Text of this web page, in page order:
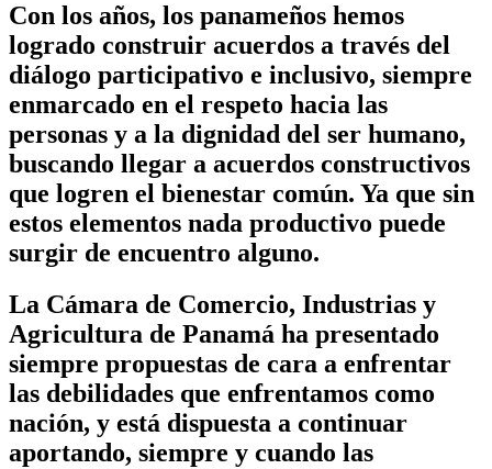
Con los años, los panameños hemos
logrado construir acuerdos a través del
diálogo participativo e inclusivo, siempre
enmarcado en el respeto hacia las
personas y a la dignidad del ser humano,
buscando llegar a acuerdos constructivos
que logren el bienestar común. Ya que sin
estos elementos nada productivo puede
surgir de encuentro alguno.
La Cámara de Comercio, Industrias y
Agricultura de Panamá ha presentado
siempre propuestas de cara a enfrentar
las debilidades que enfrentamos como
nación, y está dispuesta a continuar
aportando, siempre y cuando las